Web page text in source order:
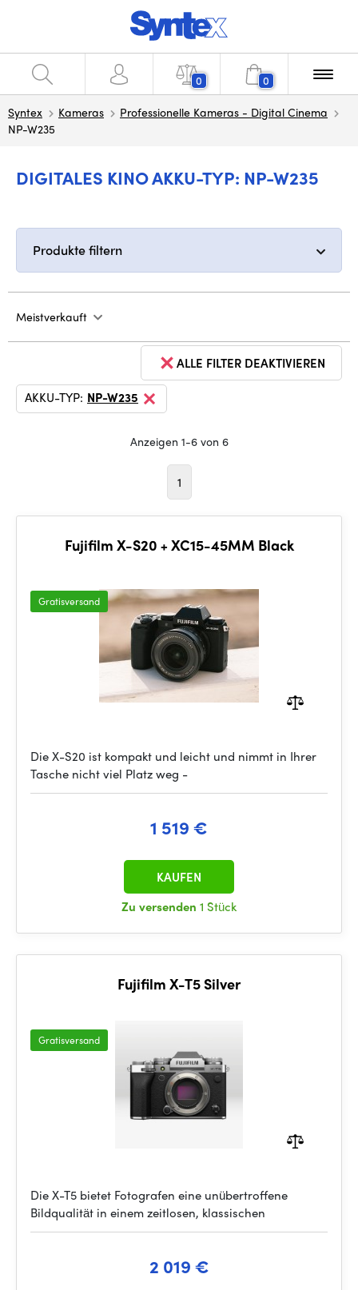
0 0
Syntex Kameras
Professionelle Kameras - Digital Cinema
NP-W235
DIGITALES KINO AKKU-TYP: NP-W235
Produkte filtern
Meistverkauft
ALLE FILTER DEAKTIVIEREN
AKKU-TYP: NP-W235
Anzeigen 1-6 von 6
1
Fujifilm X-S20 + XC15-45MM Black
Gratisversand
Die X-S20 ist kompakt und leicht und nimmt in Ihrer
Tasche nicht viel Platz weg -
1 519 €
Zu versenden 1 Stück
KAUFEN
Fujifilm X-T5 Silver
Gratisversand
Die X-T5 bietet Fotografen eine unübertroffene
Bildqualität in einem zeitlosen, klassischen
2 019 €